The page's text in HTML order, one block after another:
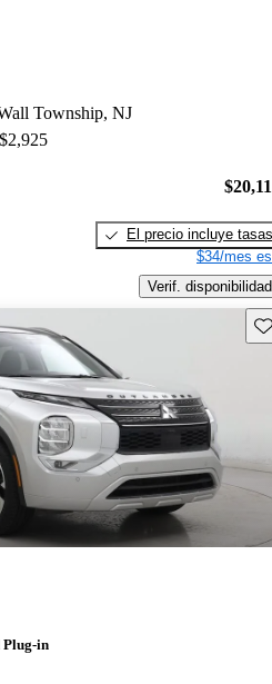
Township, NJ
El precio incluye tasas
$34/mes
Verif. disponibilidad
Plug-in